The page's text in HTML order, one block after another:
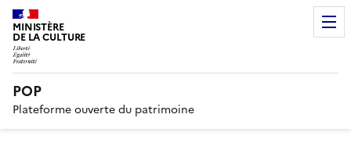
MINISTÈRE
DE LA CULTURE
POP
Plateforme ouverte du patrimoine